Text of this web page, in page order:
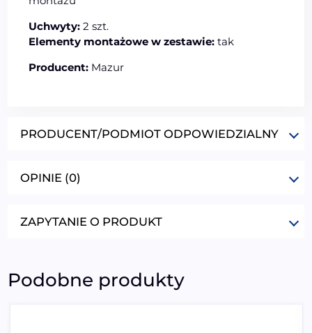
Uchwyty: 2 szt.
Elementy montażowe w zestawie: tak
Producent: Mazur
PRODUCENT/PODMIOT ODPOWIEDZIALNY
OPINIE (0)
ZAPYTANIE O PRODUKT
Podobne produkty